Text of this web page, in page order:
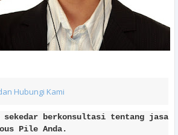
Hubungi Kami
sekedar berkonsultasi tentang jasa
Pile Anda.